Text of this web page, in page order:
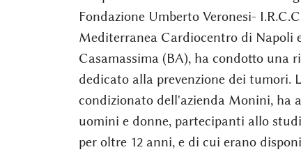
Fondazione Umberto Veronesi-
Mediterranea Cardiocentro di Napoli
Casamassima (BA), ha condotto una
dedicato alla prevenzione dei tumori.
condizionato dell'azienda Monini, ha
uomini e donne, partecipanti allo
per oltre 12 anni, e di cui erano